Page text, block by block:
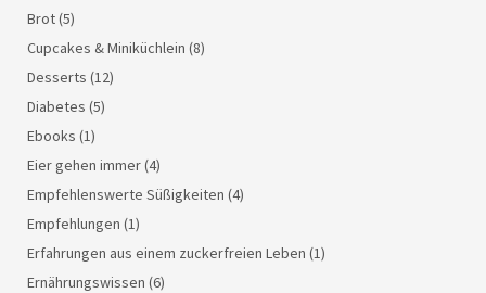
Brot(5)
Cupcakes & Miniküchlein (8)
Desserts (12)
Diabetes (5)
Ebooks (1)
Eier gehen immer(4)
Empfehlenswerte Süßigkeiten (4)
Empfehlungen (1)
Erfahrungen aus einem zuckerfreien Leben (1)
Ernährungswissen (6)